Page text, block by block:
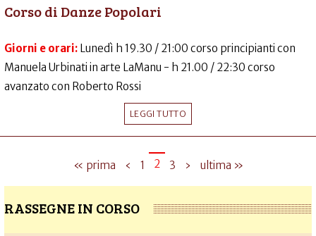
Corso di Danze Popolari
Giorni e orari: Lunedì h 19.30 / 21:00 corso principianti con
Manuela Urbinati in arte LaManu - h 21.00 / 22:30 corso
avanzato con Roberto Rossi
LEGGI TUTTO
« prima ‹ 1 2 3 › ultima »
RASSEGNE IN CORSO